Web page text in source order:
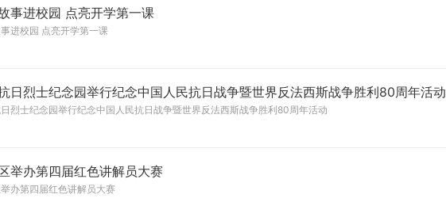
事进校园 点亮开学第一课
进校园 点亮开学第一课
日烈士纪念园举行纪念中国人民抗日战争暨世界反法西斯战争胜利80周年活动
烈士纪念园举行纪念中国人民抗日战争暨世界反法西斯战争胜利80周年活动
举办第四届红色讲解员大赛
办第四届红色讲解员大赛